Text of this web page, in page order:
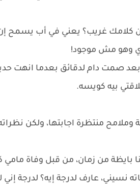
غريب؟ يعني في أب يسمح إن
وهو مش موجود!
بعد صمت دام لدقائق بعدما انهت
بيه كويسه.
وملامح منتظرة اجابتها، ولكن
بايظة من زمان، من قبل وفاة
نسيني، عارف لدرجة إيه؟ لدرجة